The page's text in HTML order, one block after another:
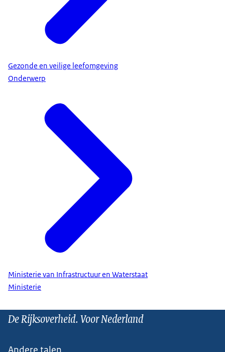
Gezonde en veilige leefomgeving
Onderwerp
Ministerie van Infrastructuur en Waterstaat
Ministerie
De Rijksoverheid. Voor Nederland